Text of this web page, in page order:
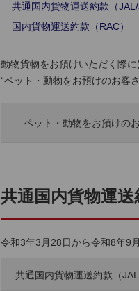
共通国内貨物運送約款（JAL/
国内貨物運送約款（RAC）
動物貨物をお預けいただく際
“ペット・動物をお預けのお客
ペット・動物をお預けの
共通国内貨物運
令和3年3月28日から令和8年9
共通国内貨物運送約款（